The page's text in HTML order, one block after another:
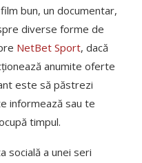
bun, un documentar,
diverse forme de
NetBet Sport, dacă
anumite oferte
este să păstrezi
informează sau te
timpul.
socială a unei seri